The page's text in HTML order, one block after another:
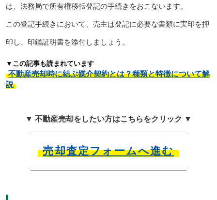
は、法務局で所有権移転登記の手続きをおこないます。
この登記手続きにおいて、売主は登記に必要な書類に実印を押
印し、印鑑証明書を添付しましょう。
▼この記事も読まれています
不動産売却時に結ぶ媒介契約とは？種類と特徴について解
説
▼ 不動産売却をしたい方はこちらをクリック ▼
売却査定フォームへ進む